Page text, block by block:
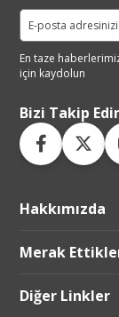
En taze
için kaydolun
Bizi Takip
Hakkımızda
Merak
Diğer Linkler